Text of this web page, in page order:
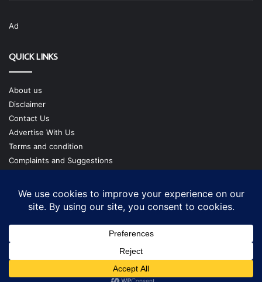
Ad
QUICK LINKS
About us
Disclaimer
Contact Us
Advertise With Us
Terms and condition
Complaints and Suggestions
Our Team
Copyright @ cmgtimes.com
Facebook
X